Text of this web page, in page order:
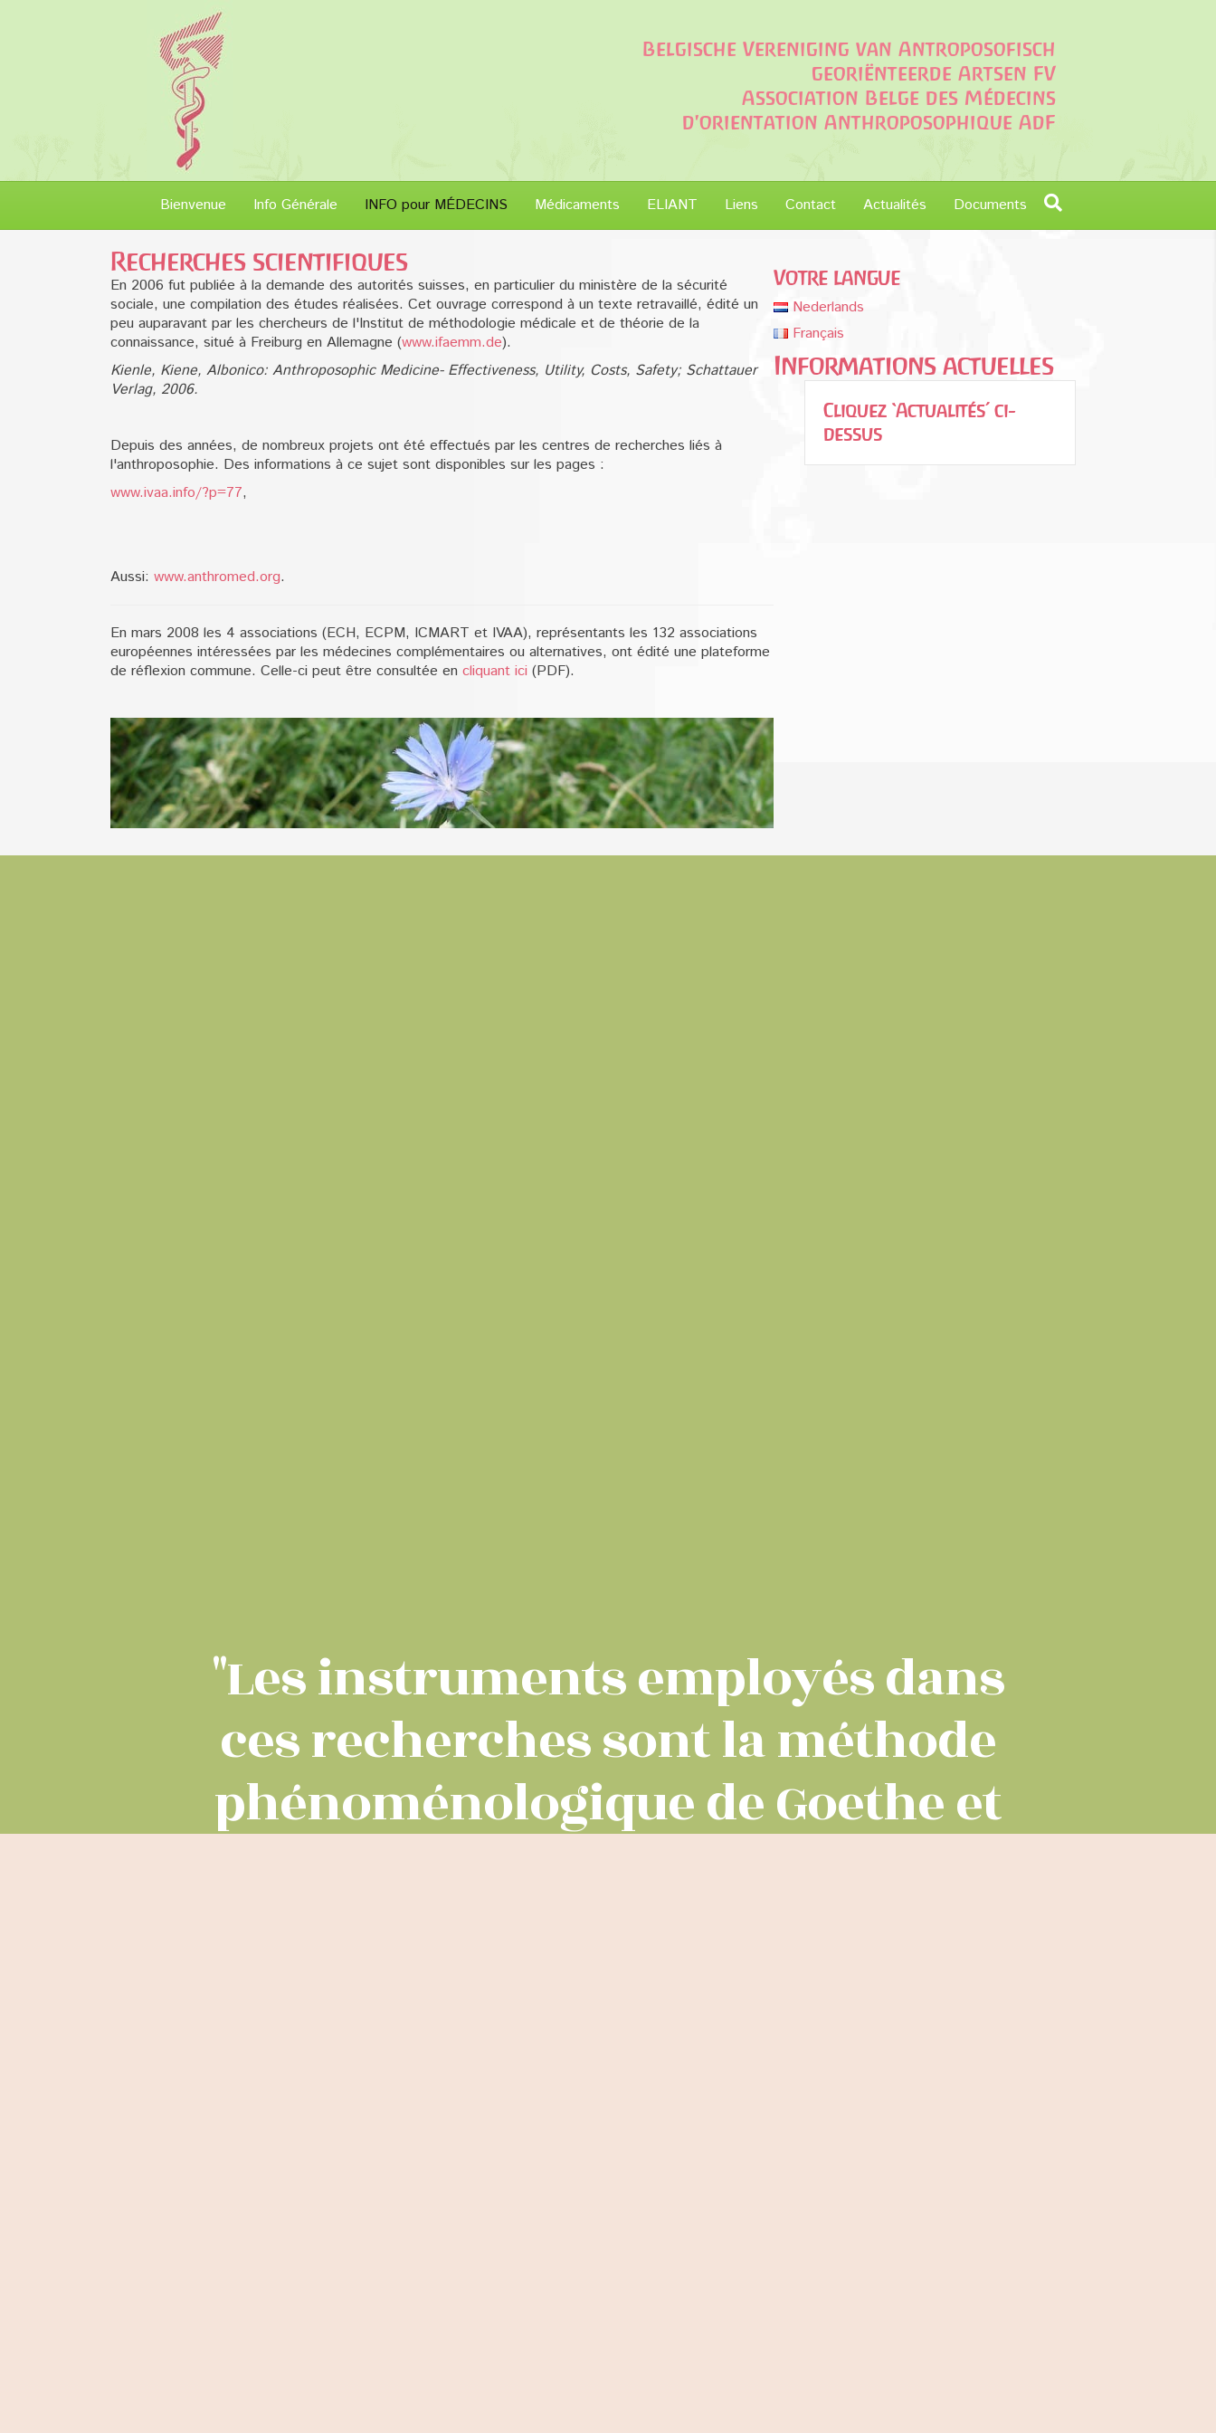
Belgische Vereniging van Antroposofisch
georiënteerde Artsen FV
Association Belge des Médecins
d'orientation Anthroposophique AdF
Bienvenue Info Générale INFO pour MÉDECINS Médicaments ELIANT Liens Contact Actualités Documents
Recherches scientifiques
En 2006 fut publiée à la demande des autorités suisses, en particulier du ministère de la sécurité
sociale, une compilation des études réalisées. Cet ouvrage correspond à un texte retravaillé, édité un
peu auparavant par les chercheurs de l'Institut de méthodologie médicale et de théorie de la
connaissance, situé à Freiburg en Allemagne (www.ifaemm.de).
Kienle, Kiene, Albonico: Anthroposophic Medicine- Effectiveness, Utility, Costs, Safety; Schattauer
Verlag, 2006.
Depuis des années, de nombreux projets ont été effectués par les centres de recherches liés à
l'anthroposophie. Des informations à ce sujet sont disponibles sur les pages :
www.ivaa.info/?p=77,
Aussi: www.anthromed.org.
En mars 2008 les 4 associations (ECH, ECPM, ICMART et IVAA), représentants les 132 associations
européennes intéressées par les médecines complémentaires ou alternatives, ont édité une plateforme
de réflexion commune. Celle-ci peut être consultée en cliquant ici (PDF).
Votre langue
Nederlands
Français
Informations actuelles
Cliquez ‘Actualités’ ci-
dessus
"Les instruments employés dans
ces recherches sont la méthode
phénoménologique de Goethe et